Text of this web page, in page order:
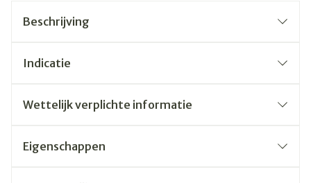
Beschrijving
Indicatie
Wettelijk verplichte informatie
Eigenschappen